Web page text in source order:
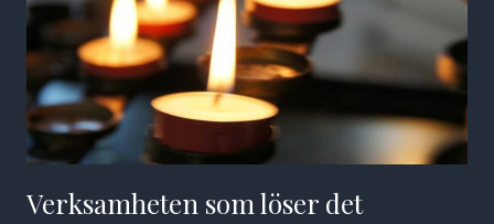
Verksamheten som löser det